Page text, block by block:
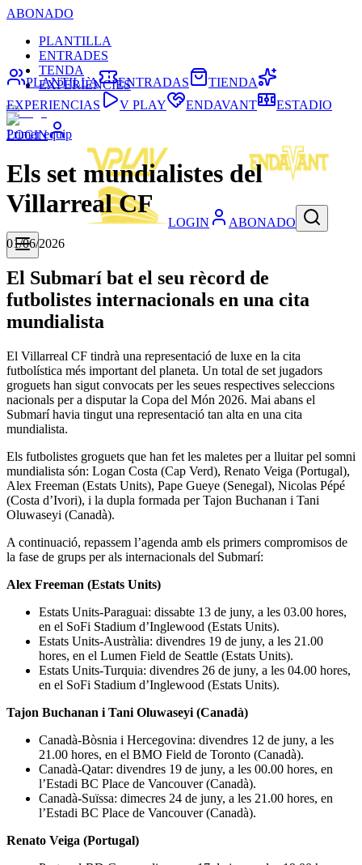
ABONADO
PLANTILLA
ENTRADES
TENDA
EXPERIÈNCIES
LOGIN
LOGIN ABONADO
PLANTILLA ENTRADAS
TIENDA
EXPERIENCIAS
V PLAY ENDAVANT ESTADIO
Primer equip
Els set mundialistes del
Villarreal CF
01/06/2026
El Submarí bat el seu rècord de
futbolistes internacionals en una cita
mundialista
El Villarreal CF tindrà una representació de luxe en la cita
futbolística més important del planeta. Un total de set jugadors
groguets han sigut convocats per les seues respectives seleccions
nacionals per a disputar la Copa del Món 2026. Mai abans el
Submarí havia tingut una representació tan alta en una cita
mundialista.
Els futbolistes groguets que han fet les maletes per a lluitar pel somni
mundialista són: Logan Costa (Cap Verd), Renato Veiga (Portugal),
Alex Freeman (Estats Units), Pape Gueye (Senegal), Nicolas Pépé
(Costa d’Ivori), i la dupla formada per Tajon Buchanan i Tani
Oluwaseyi (Canadà).
A continuació, repassem l’agenda amb els primers compromisos de
la fase de grups per als internacionals del Submarí:
Alex Freeman (Estats Units)
Estats Units-Paraguai: dissabte 13 de juny, a les 03.00 hores,
en el SoFi Stadium d’Inglewood (Estats Units).
Estats Units-Austràlia: divendres 19 de juny, a les 21.00
hores, en el Lumen Field de Seattle (Estats Units).
Estats Units-Turquia: divendres 26 de juny, a les 04.00 hores,
en el SoFi Stadium d’Inglewood (Estats Units).
Tajon Buchanan i Tani Oluwaseyi (Canadà)
Canadà-Bòsnia i Hercegovina: divendres 12 de juny, a les
21.00 hores, en el BMO Field de Toronto (Canadà).
Canadà-Qatar: divendres 19 de juny, a les 00.00 hores, en
l’Estadi BC Place de Vancouver (Canadà).
Canadà-Suïssa: dimecres 24 de juny, a les 21.00 hores, en
l’Estadi BC Place de Vancouver (Canadà).
Renato Veiga (Portugal)